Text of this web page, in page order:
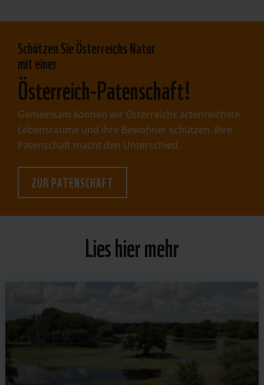
​Schützen Sie Österreichs Natur
mit einer
Österreich-Patenschaft!
Gemeinsam können wir Österreichs artenreichste
Lebensräume und ihre Bewohner schützen. Ihre
Patenschaft macht den Unterschied.
ZUR PATENSCHAFT
Lies hier mehr